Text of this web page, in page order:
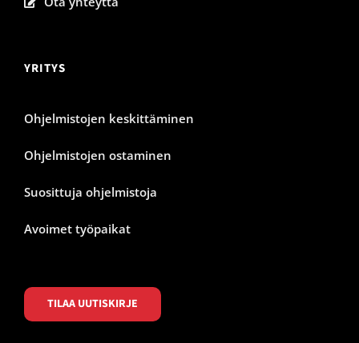
YRITYS
Ohjelmistojen keskittäminen
Ohjelmistojen ostaminen
Suosittuja ohjelmistoja
Avoimet työpaikat
TILAA UUTISKIRJE